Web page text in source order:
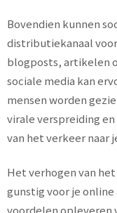
Bovendien kunnen
distributiekanaal
blogposts, artikelen
sociale media kan
mensen worden
virale verspreiding
van het verkeer naar
Het verhogen van
gunstig voor je
voordelen opleveren